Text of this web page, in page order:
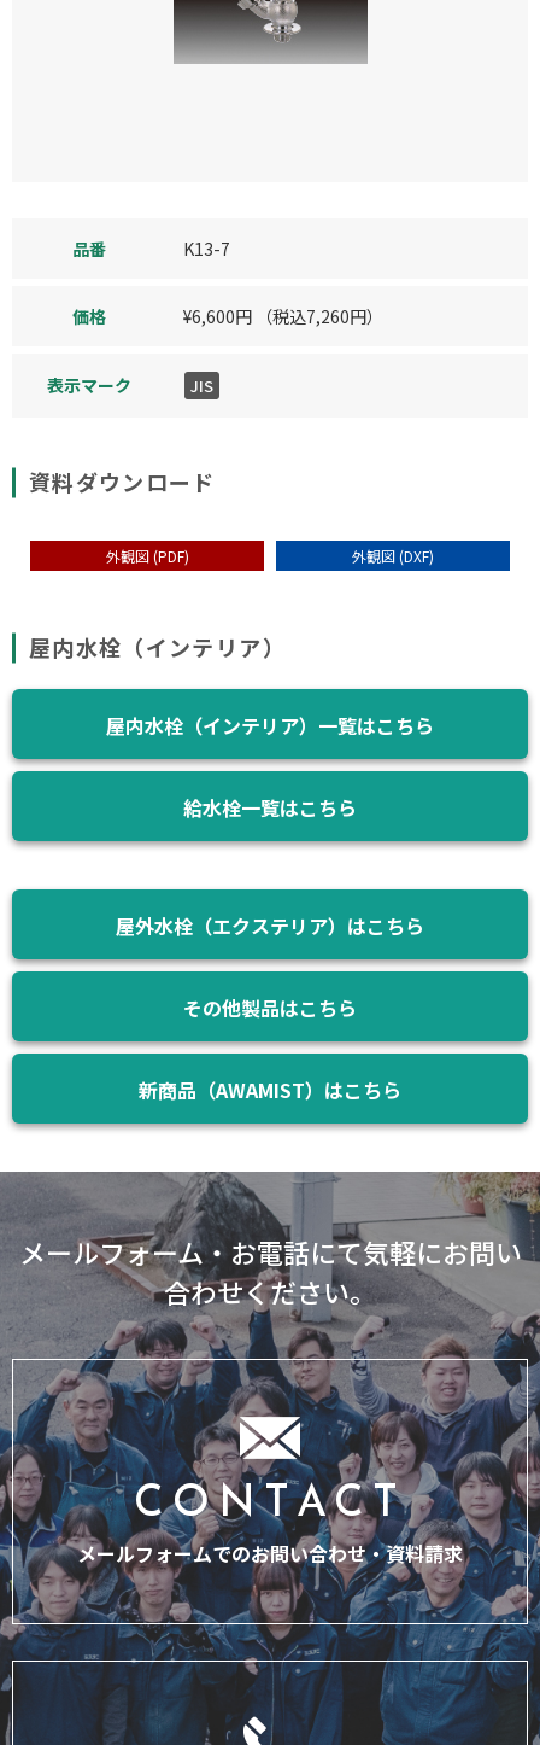
品番 K13-7
価格 ¥6,600円 （税込7,260円）
表示マーク JIS
資料ダウンロード
外観図 (PDF) 外観図 (DXF)
屋内水栓（インテリア）
屋内水栓（インテリア）一覧はこちら
給水栓一覧はこちら
屋外水栓（エクステリア）はこちら
その他製品はこちら
新商品（AWAMIST）はこちら
メールフォーム・お電話にて気軽にお問い
合わせください。
CONTACT
メールフォームでのお問い合わせ・資料請求